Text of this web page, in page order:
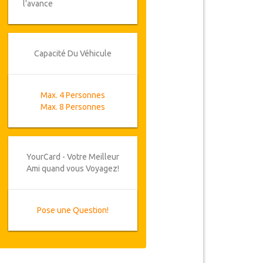
l'avance
Capacité Du Véhicule
Max. 4 Personnes
Max. 8 Personnes
YourCard - Votre Meilleur
Ami quand vous Voyagez!
Pose une Question!